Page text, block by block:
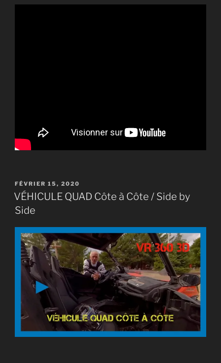
PUBLIÉ
LE
FÉVRIER 15, 2020
VÉHICULE QUAD Côte à Côte / Side by
Side